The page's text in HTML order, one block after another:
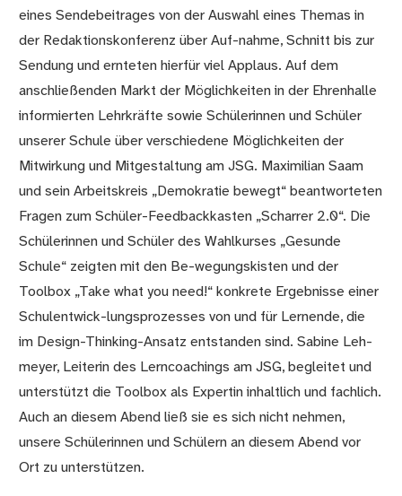
eines Sendebeitrages von der Auswahl eines Themas in
der Redaktionskonferenz über Auf-nahme, Schnitt bis zur
Sendung und ernteten hierfür viel Applaus. Auf dem
anschließenden Markt der Möglichkeiten in der Ehrenhalle
informierten Lehrkräfte sowie Schülerinnen und Schüler
unserer Schule über verschiedene Möglichkeiten der
Mitwirkung und Mitgestaltung am JSG. Maximilian Saam
und sein Arbeitskreis „Demokratie bewegt“ beantworteten
Fragen zum Schüler-Feedbackkasten „Scharrer 2.0“. Die
Schülerinnen und Schüler des Wahlkurses „Gesunde
Schule“ zeigten mit den Be-wegungskisten und der
Toolbox „Take what you need!“ konkrete Ergebnisse einer
Schulentwick-lungsprozesses von und für Lernende, die
im Design-Thinking-Ansatz entstanden sind. Sabine Leh-
meyer, Leiterin des Lerncoachings am JSG, begleitet und
unterstützt die Toolbox als Expertin inhaltlich und fachlich.
Auch an diesem Abend ließ sie es sich nicht nehmen,
unsere Schülerinnen und Schülern an diesem Abend vor
Ort zu unterstützen.